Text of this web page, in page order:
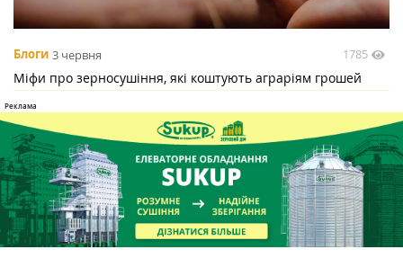
Блоги 3 червня 1785
Міфи про зерносушіння, які коштують аграріям грошей